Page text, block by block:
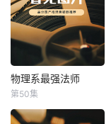
物理系最强法师
物理系最强法师
第50集